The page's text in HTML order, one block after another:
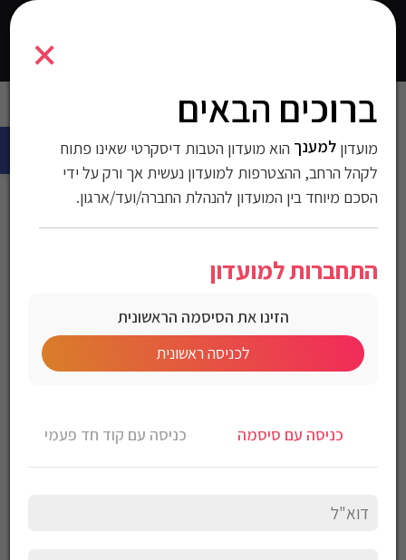
×
ברוכים הבאים
מועדוןלמענך הוא מועדון הטבות דיסקרטי שאינו פתוח
לקהל הרחב, ההצטרפות למועדון נעשית אך ורק על ידי
הסכם מיוחד בין המועדון להנהלת החברה/ועד/ארגון.
התחברות למועדון
הזינו את הסיסמה הראשונית
לכניסה ראשונית
כניסה עם סיסמה כניסה עם קוד חד פעמי
6974334557377
>עולם המטבח כלי אחסון, אפייה והגשה
ארגונית עם 11 תאים
מק"ט:6974334557377
ארגונית עליונה מודולרית עם 11 תאים פתרון אחסון חכם, חזק ונוח לארגון
בסדנה, ברכב עבודה ובשטח.